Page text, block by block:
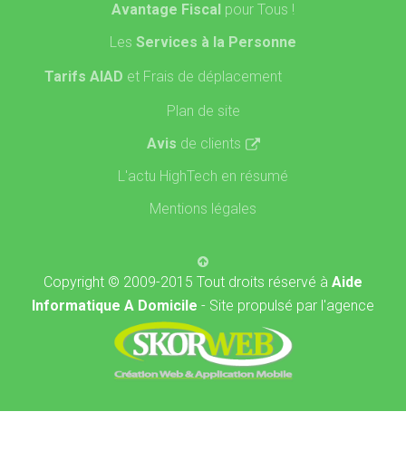
Avantage Fiscal pour Tous !
Les Services à la Personne
Tarifs AIAD et Frais de déplacement
Plan de site
Avis de clients
L'actu HighTech en résumé
Mentions légales
Copyright © 2009-2015 Tout droits réservé à Aide
Informatique A Domicile - Site propulsé par l'agence